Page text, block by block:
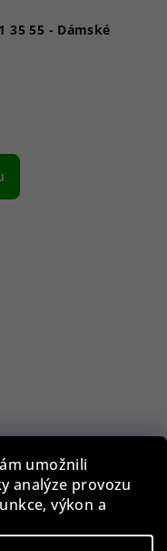
umožnili
analýze provozu
výkon a
Comma sluneční brýle 77241 35 55 - Dámské